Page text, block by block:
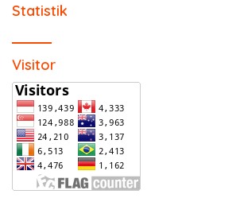
Statistik
Visitor